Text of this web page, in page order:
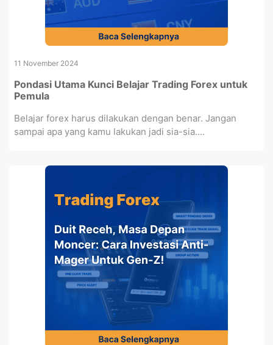
11 November 2024
Pondasi Utama Kunci Belajar Trading Forex untuk
Pemula
Belajar forex harus dilakukan dengan benar. Jangan
sampai apa yang kamu lakukan jadi sia-sia....